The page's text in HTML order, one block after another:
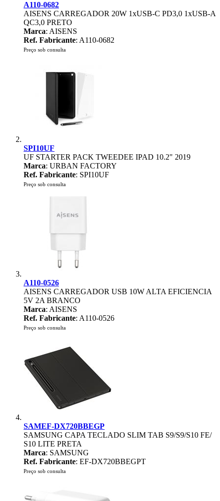
A110-0682
AISENS CARREGADOR 20W 1xUSB-C PD3,0 1xUSB-A
QC3,0 PRETO
Marca: AISENS
Ref. Fabricante: A110-0682
Preço sob consulta
SPI10UF
UF STARTER PACK TWEEDEE IPAD 10.2" 2019
Marca: URBAN FACTORY
Ref. Fabricante: SPI10UF
Preço sob consulta
A110-0526
AISENS CARREGADOR USB 10W ALTA EFICIENCIA
5V 2A BRANCO
Marca: AISENS
Ref. Fabricante: A110-0526
Preço sob consulta
SAMEF-DX720BBEGP
SAMSUNG CAPA TECLADO SLIM TAB S9/S9/S10 FE/
S10 LITE PRETA
Marca: SAMSUNG
Ref. Fabricante: EF-DX720BBEGPT
Preço sob consulta